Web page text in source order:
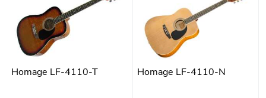
Homage LF-4110-T Homage LF-4110-N